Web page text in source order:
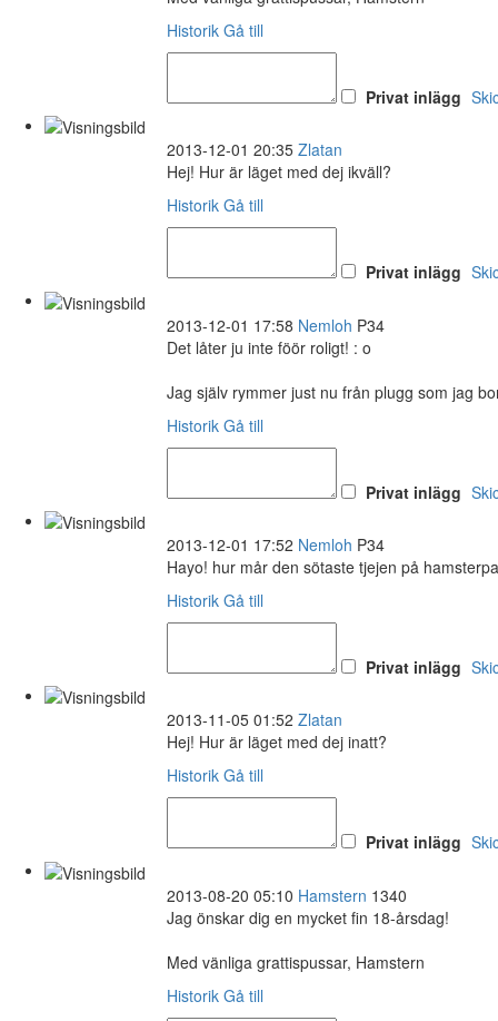
Historik Gå till
Privat inlägg
2013-12-01 20:35 Zlatan
Hej! Hur är läget med dej ikväll?
Historik Gå till
Privat inlägg
2013-12-01 17:58 Nemloh P34
Det låter ju inte föör roligt! : o
Jag själv rymmer just nu från plugg som jag
Historik Gå till
Privat inlägg
2013-12-01 17:52 Nemloh P34
Hayo! hur mår den sötaste tjejen på
Historik Gå till
Privat inlägg
2013-11-05 01:52 Zlatan
Hej! Hur är läget med dej inatt?
Historik Gå till
Privat inlägg
2013-08-20 05:10 Hamstern 1340
Jag önskar dig en mycket fin 18-årsdag!
Med vänliga grattispussar, Hamstern
Historik Gå till